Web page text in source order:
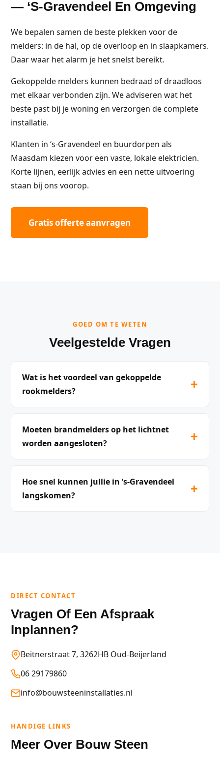
— ‘s-Gravendeel En Omgeving
We bepalen samen de beste plekken voor de
melders: in de hal, op de overloop en in slaapkamers.
Daar waar het alarm je het snelst bereikt.
Gekoppelde melders kunnen bedraad of draadloos
met elkaar verbonden zijn. We adviseren wat het
beste past bij je woning en verzorgen de complete
installatie.
Klanten in ‘s-Gravendeel en buurdorpen als
Maasdam kiezen voor een vaste, lokale elektricien.
Korte lijnen, eerlijk advies en een nette uitvoering
staan bij ons voorop.
Gratis offerte aanvragen
GOED OM TE WETEN
Veelgestelde Vragen
Wat is het voordeel van gekoppelde
rookmelders?
+
Moeten brandmelders op het lichtnet
worden aangesloten?
+
Hoe snel kunnen jullie in ‘s-Gravendeel
langskomen?
+
DIRECT CONTACT
Vragen Of Een Afspraak
Inplannen?
Beitnerstraat 7, 3262HB Oud-Beijerland
06 29179860
info@bouwsteeninstallaties.nl
HANDIGE LINKS
Meer Over Bouw Steen